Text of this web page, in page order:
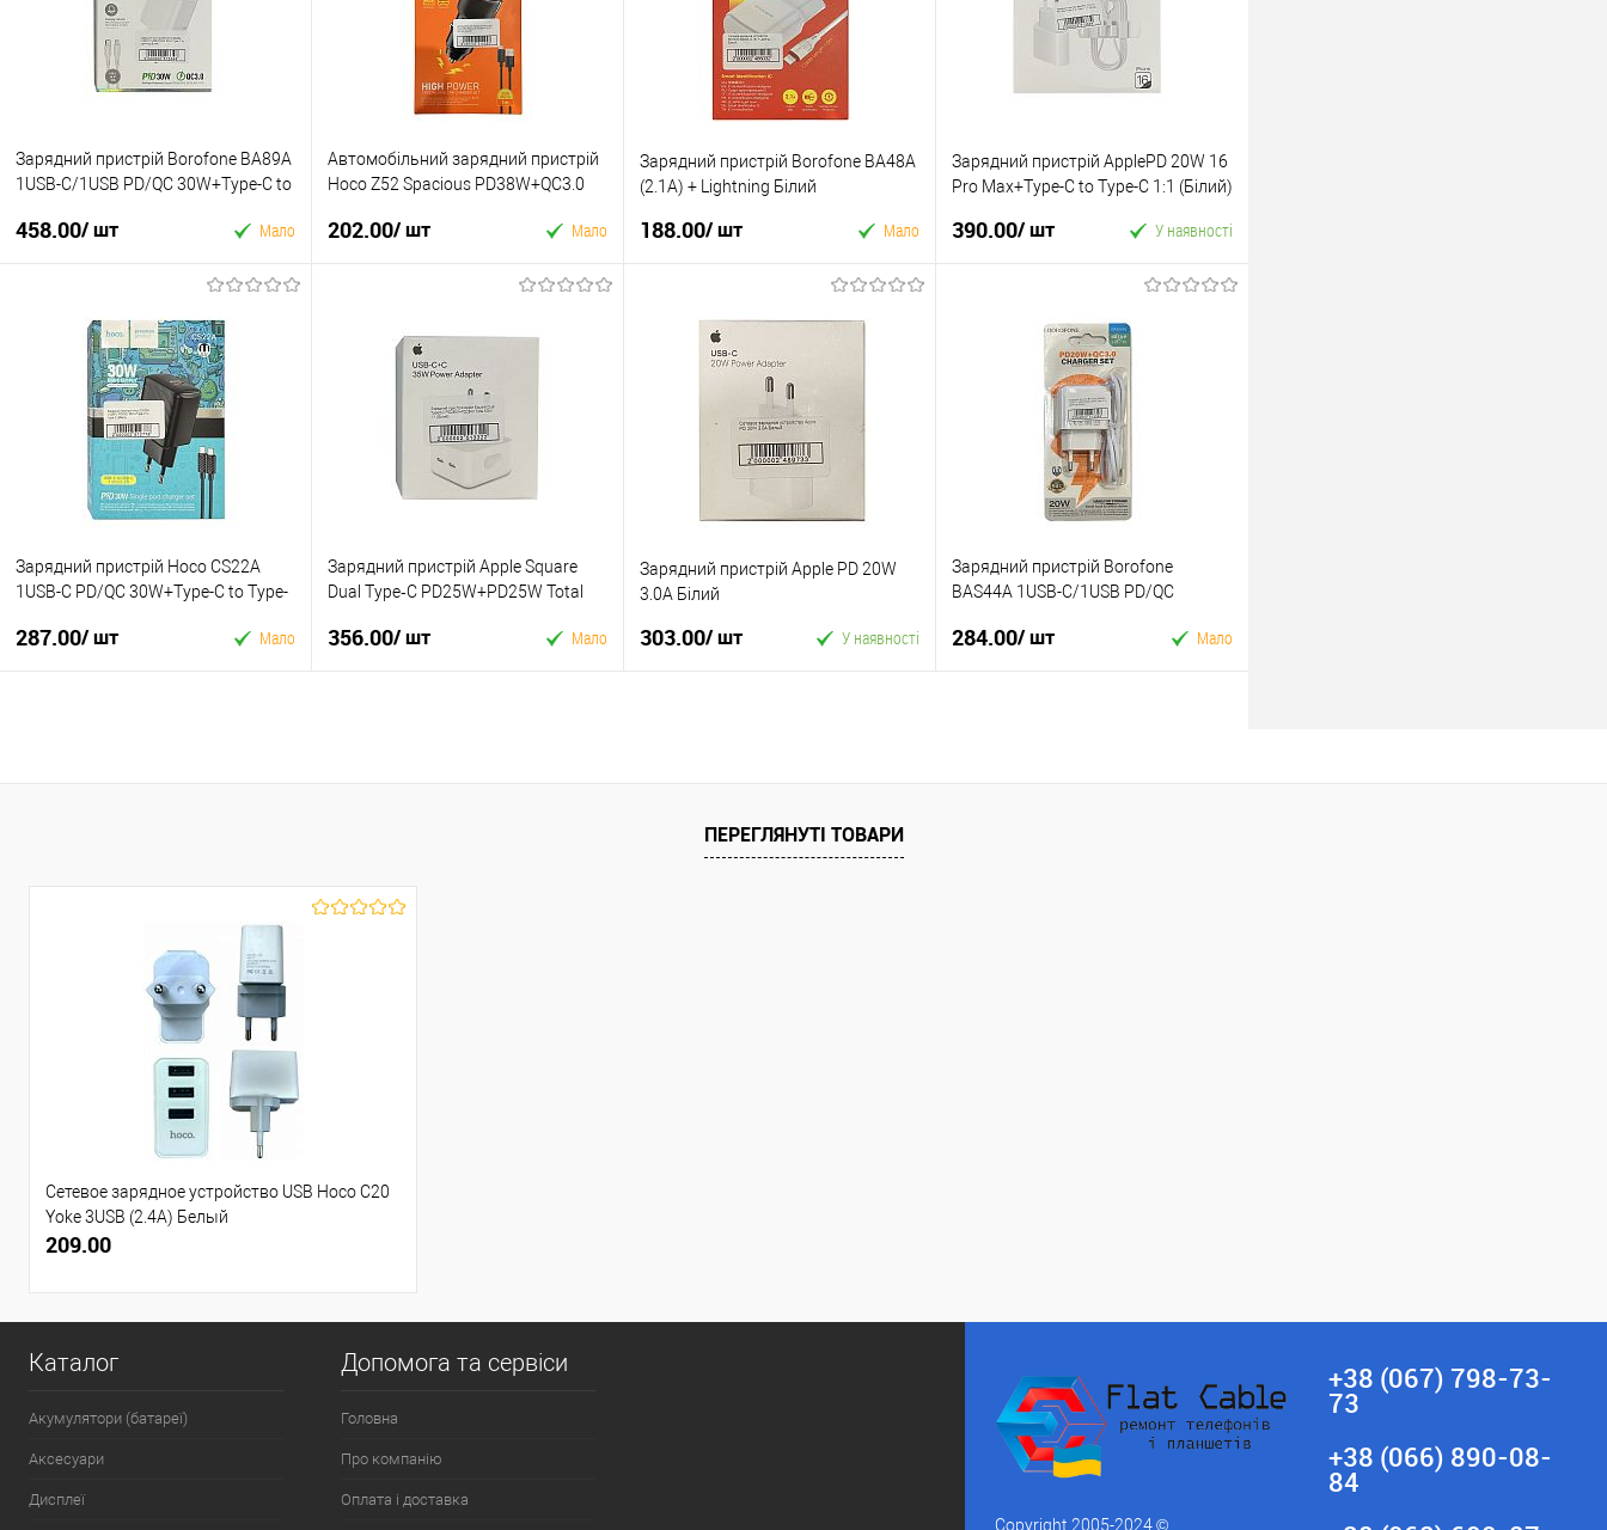
Зарядний пристрій Borofone BA89A
1USB-C/1USB PD/QC 30W+Type-C to
458.00/ шт Мало
Купити в 1 клік
У вибране
До
порівняння
Автомобільний зарядний пристрій
Hoco Z52 Spacious PD38W+QC3.0
202.00/ шт Мало
Купити в 1 клік
порівняння
Зарядний пристрій Borofone BA48A
(2.1A) + Lightning Білий
188.00/ шт Мало
Купити в 1 клік
порівняння
Зарядний пристрій ApplePD 20W 16
Pro Max+Type-C to Type-C 1:1 (Бiлий)
390.00/ шт У наявності
Купити в 1 клік
У вибране
порівняння
Зарядний пристрій Hoco CS22A
1USB-C PD/QC 30W+Type-C to Type-
287.00/ шт Мало
Зарядний пристрій Apple Square
Dual Type‑C PD25W+PD25W Total
356.00/ шт Мало
Зарядний пристрій Apple PD 20W
3.0A Білий
303.00/ шт У наявності
порівняння
Зарядний пристрій Borofone
BAS44A 1USB-C/1USB PD/QC
284.00/ шт Мало
ПЕРЕГЛЯНУТІ ТОВАРИ
Сетевое зарядное устройство USB Hoco C20
Yoke 3USB (2.4A) Белый
209.00
Каталог
Акумулятори (батареї)
Аксесуари
Дисплеї
Допомога та сервіси
Головна
Про компанію
Оплата і доставка
Copyright 2005-2024 ©
+38 (067) 798-73-
73
+38 (066) 890-08-
84